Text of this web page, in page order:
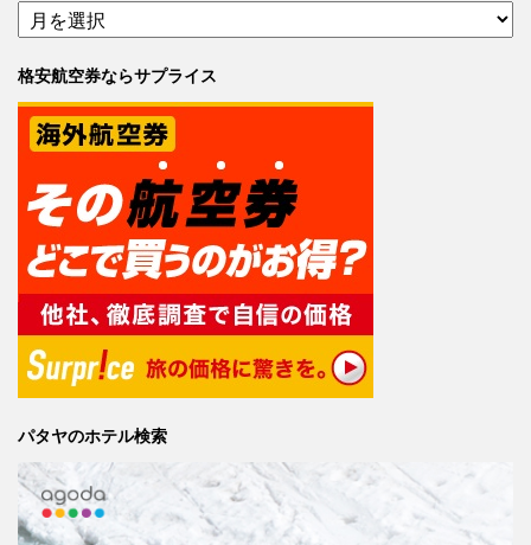
格安航空券ならサプライス
パタヤのホテル検索